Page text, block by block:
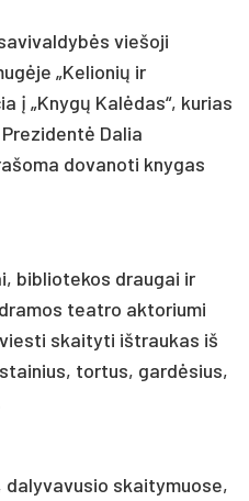
viešoji
„Kelionių ir
į „Knygų Kalėdas“, kurias
Dalia
dovanoti knygas
bibliotekos draugai ir
teatro aktoriumi
skaityti ištraukas iš
tortus, gardėsius,
skaitymuose,